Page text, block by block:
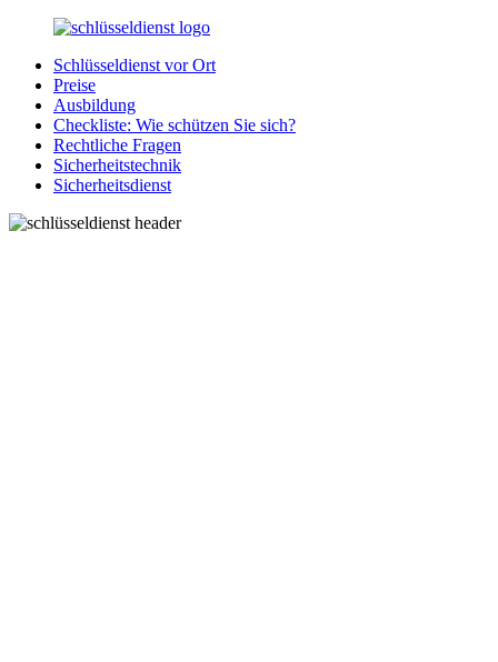
Zurück
Inhalt
SchluesseldienstDirekt.de
Ihre
Notlage
wird
gelöst!
Schlüsseldienst vor Ort
Preise
Ausbildung
Checkliste: Wie schützen Sie sich?
Rechtliche Fragen
Sicherheitstechnik
Sicherheitsdienst